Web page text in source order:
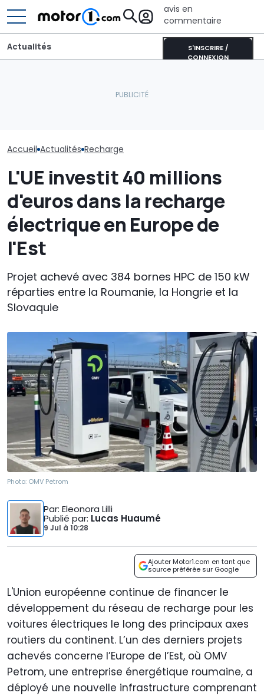
avis en
commentaire
S'INSCRIRE /
CONNEXION
Actualités
Accueil Actualités Recharge
L'UE investit 40 millions
d'euros dans la recharge
électrique en Europe de
l'Est
Projet achevé avec 384 bornes HPC de 150 kW
réparties entre la Roumanie, la Hongrie et la
Slovaquie
Photo: OMV Petrom
Par: Eleonora Lilli
Publié par: Lucas Huaumé
9 Jul à 10:28
Ajouter Motor1.com en tant que
source préférée sur Google
L'Union européenne continue de financer le
développement du réseau de recharge pour les
voitures électriques le long des principaux axes
routiers du continent. L’un des derniers projets
achevés concerne l’Europe de l’Est, où OMV
Petrom, une entreprise énergétique roumaine, a
déployé une nouvelle infrastructure comprenant